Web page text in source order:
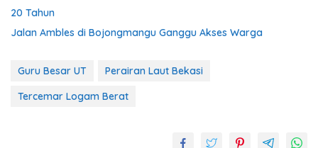
20 Tahun
Jalan Ambles di Bojongmangu Ganggu Akses Warga
Guru Besar UT
Perairan Laut Bekasi
Tercemar Logam Berat